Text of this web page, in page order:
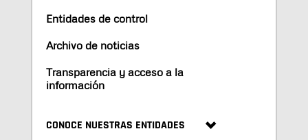
Entidades de control
Archivo de noticias
Transparencia y acceso a la
información
CONOCE NUESTRAS ENTIDADES